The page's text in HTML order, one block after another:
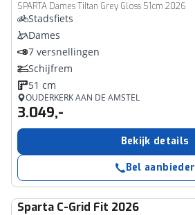
SPARTA Dames TiItan Grey Gloss 51cm 2026
Stadsfiets
Dames
7 versnellingen
Schijfrem
51 cm
OUDERKERK AAN DE AMSTEL
3.049,-
Bekijk details
Bel aanbieder
Sparta C-Grid Fit 2026